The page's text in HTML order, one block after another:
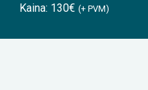
Kaina: 130€ (+ PVM)